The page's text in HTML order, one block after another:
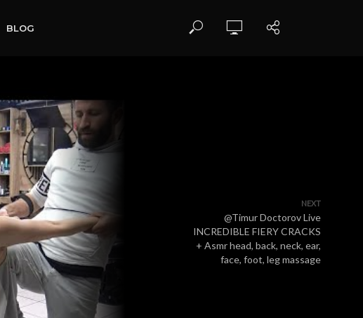
BLOG
NEXT
@Timur Doctorov Live
INCREDIBLE FIERY CRACKS
+ Asmr head, back, neck, ear,
face, foot, leg massage